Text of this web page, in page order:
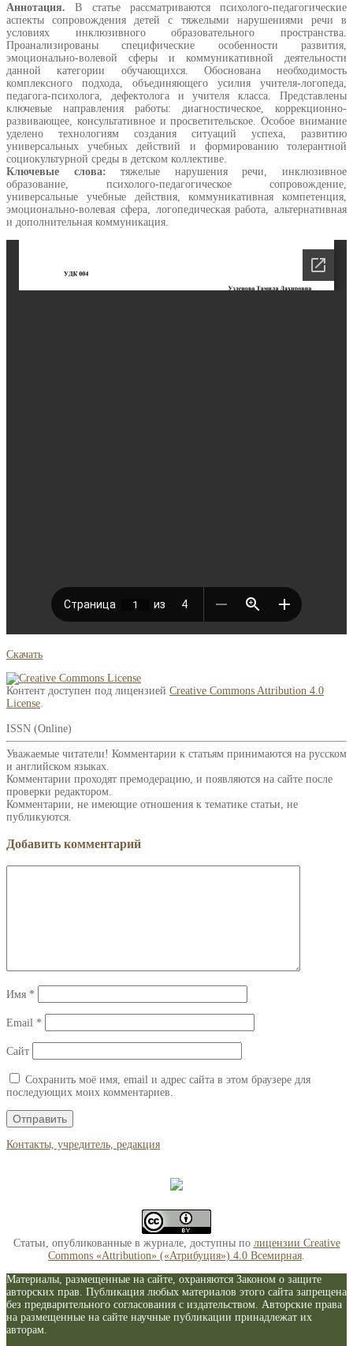
Аннотация. В статье рассматриваются психолого-педагогические
аспекты сопровождения детей с тяжелыми нарушениями речи в
условиях инклюзивного образовательного пространства.
Проанализированы специфические особенности развития,
эмоционально-волевой сферы и коммуникативной деятельности
данной категории обучающихся. Обоснована необходимость
комплексного подхода, объединяющего усилия учителя-логопеда,
педагога-психолога, дефектолога и учителя класса. Представлены
ключевые направления работы: диагностическое, коррекционно-
развивающее, консультативное и просветительское. Особое внимание
уделено технологиям создания ситуаций успеха, развитию
универсальных учебных действий и формированию толерантной
социокультурной среды в детском коллективе.
Ключевые слова: тяжелые нарушения речи, инклюзивное
образование, психолого-педагогическое сопровождение,
универсальные учебные действия, коммуникативная компетенция,
эмоционально-волевая сфера, логопедическая работа, альтернативная
и дополнительная коммуникация.
Скачать
Контент доступен под лицензией Creative Commons Attribution 4.0
License
ISSN (Online)
Уважаемые читатели! Комментарии к статьям принимаются на русском
и английском языках.
Комментарии проходят премодерацию, и появляются на сайте после
проверки редактором.
Комментарии, не имеющие отношения к тематике статьи, не
публикуются.
Добавить комментарий
Имя *
Email *
Сайт
Сохранить моё имя, email и адрес сайта в этом браузере для
последующих моих комментариев.
Контакты, учредитель, редакция
Статьи, опубликованные в журнале, доступны по лицензии Creative
Commons «Attribution» («Атрибуция») 4.0 Всемирная
Материалы, размещенные на сайте, охраняются Законом о защите
авторских прав. Публикация любых материалов этого сайта запрещена
без предварительного согласования с издательством. Авторские права
на размещенные на сайте научные публикации принадлежат их
авторам.